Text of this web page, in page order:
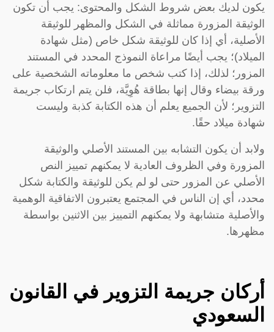
يكون لديك بعض شروط الشكل والمحتوى: يجب أن تكون
الوثيقة المزورة مماثلة في الشكل والمظهر للوثيقة
الأصلية، أي إذا كان للوثيقة شكل خاص (مثل شهادة
الميلاد)؛ يجب أيضًا مراعاة النموذج المحدد في المستند
المزور؛ لذلك، إذا كتب شخص ما معلوماته الشخصية على
ورقة بيضاء وقال إنها بطاقة هُوِيَّة، فلن يتم ارتكاب جريمة
التزوير؛ لأن الجميع يعلم أن هذه الكتابة كذبة وليست
شهادة ميلاد حقًا.
ولابد أن يكون التشابه بين المستند الأصلي والوثيقة
المزورة وفي الظروف العادية لا يمكنهم تمييز النص
الأصلي عن المزور حتى لو لم يكن للوثيقة والكتابة شكل
محدد، أي إن الناس في المجتمع يعتبرون الاتفاقية الوهمية
والأصلية متشابهة ولا يمكنهم التمييز بين الاثنين بواسطة
مظهرها.
أركان جريمة التزوير في القانون
السعودي